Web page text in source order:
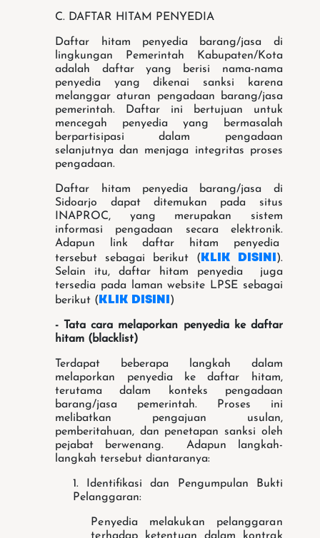
C. DAFTAR HITAM PENYEDIA
Daftar hitam penyedia barang/jasa di
lingkungan Pemerintah Kabupaten/Kota
adalah daftar yang berisi nama-nama
penyedia yang dikenai sanksi karena
melanggar aturan pengadaan barang/jasa
pemerintah.
Daftar ini bertujuan untuk
mencegah penyedia yang bermasalah
berpartisipasi dalam pengadaan
selanjutnya dan menjaga integritas proses
pengadaan.
Daftar hitam penyedia barang/jasa di
Sidoarjo dapat ditemukan pada situs
INAPROC, yang merupakan sistem
informasi pengadaan secara elektronik.
Adapun link daftar hitam penyedia
tersebut sebagai berikut (KLIK DISINI).
Selain itu, daftar hitam penyedia juga
tersedia pada laman website LPSE sebagai
berikut (KLIK DISINI)
- Tata cara melaporkan penyedia ke daftar
hitam (blacklist)
Terdapat beberapa langkah dalam
melaporkan penyedia ke daftar hitam,
terutama dalam konteks pengadaan
barang/jasa pemerintah. Proses ini
melibatkan pengajuan usulan,
pemberitahuan, dan penetapan sanksi oleh
pejabat berwenang. Adapun langkah-
langkah tersebut diantaranya:
1. Identifikasi dan Pengumpulan Bukti
Pelanggaran:
Penyedia melakukan pelanggaran